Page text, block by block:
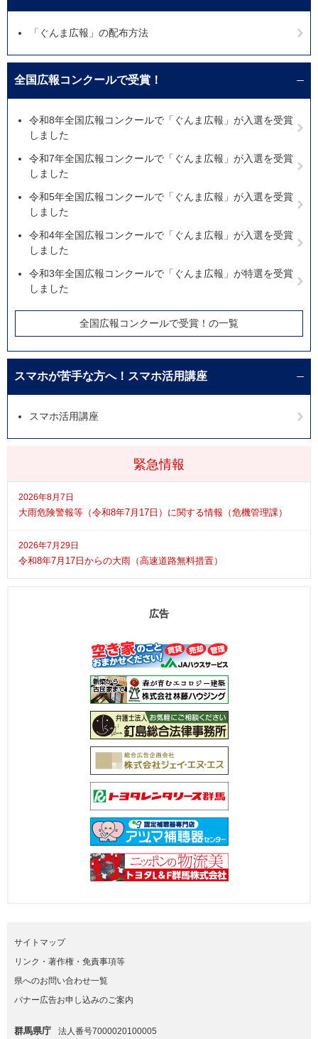
緊急情報
2026年8月7日
大雨危険警報等（令和8年7月17日）に関する情報（危機管理課）
2026年7月29日
令和8年7月17日からの大雨（高速道路無料措置）
「ぐんま広報」の配布方法
全国広報コンクールで受賞！
令和8年全国広報コンクールで「ぐんま広報」が入選を受賞
しました
令和7年全国広報コンクールで「ぐんま広報」が入選を受賞
しました
令和5年全国広報コンクールで「ぐんま広報」が入選を受賞
しました
令和4年全国広報コンクールで「ぐんま広報」が入選を受賞
しました
令和3年全国広報コンクールで「ぐんま広報」が特選を受賞
しました
全国広報コンクールで受賞！の一覧
スマホが苦手な方へ！スマホ活用講座
スマホ活用講座
広告
サイトマップ
リンク・著作権・免責事項等
県へのお問い合わせ一覧
バナー広告お申し込みのご案内
群馬県庁 法人番号7000020100005